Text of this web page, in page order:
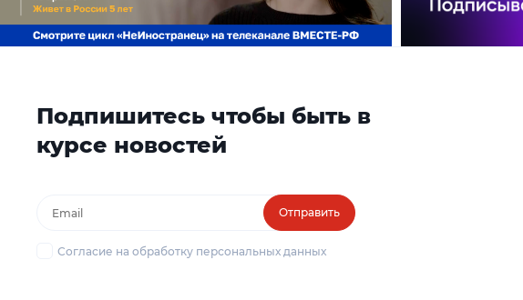
Подпишитесь чтобы быть в
курсе новостей
Отправить
Согласие на обработку персональных данных